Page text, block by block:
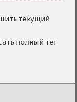
текущий
полный тег